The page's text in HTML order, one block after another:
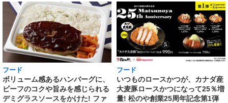
フード
ボリューム感あるハンバーグに、
ビーフのコクや旨みを感じられる
デミグラスソースをかけた! ファ
フード
いつものロースかつが、カナダ産
大麦豚ロースかつになって25％増
量! 松のや創業25周年記念第1弾